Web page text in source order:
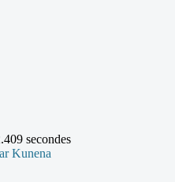
secondes
Kunena